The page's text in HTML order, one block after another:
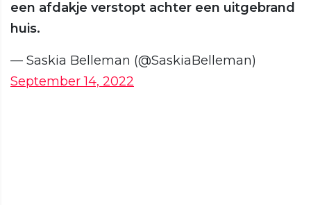
een afdakje verstopt achter een uitgebrand
huis.
— Saskia Belleman (@SaskiaBelleman)
September 14, 2022